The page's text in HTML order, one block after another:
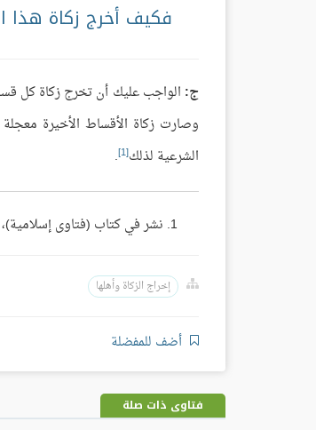
فكيف أخرج زكاة هذا
ج: الواجب عليك أن تخرج زكاة كل
وصارت زكاة الأقساط الأخيرة
الشرعية لذلك[1]
.
نشر في كتاب (فتاوى إسلامية)، جمع وترتيب الشيخ
إخراج الزكاة وأهلها
أضف للمفضلة
فتاوى ذات صلة